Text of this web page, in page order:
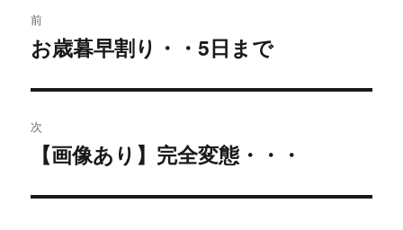
稿
ビ
ゲ
ー
前
過
の
投
稿:
お歳暮早割り・・5日まで
次
投
【画像あり】完全変態・・・